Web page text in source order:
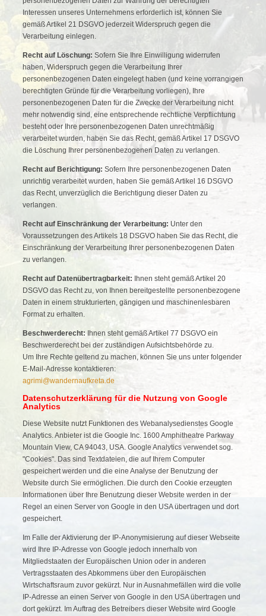
Interessen unseres Unternehmens erforderlich ist, können Sie
gemäß Artikel 21 DSGVO jederzeit Widerspruch gegen die
Verarbeitung einlegen.
Recht auf Löschung: Sofern Sie Ihre Einwilligung widerrufen
haben, Widerspruch gegen die Verarbeitung Ihrer
personenbezogenen Daten eingelegt haben (und keine vorrangigen
berechtigten Gründe für die Verarbeitung vorliegen), Ihre
personenbezogenen Daten für die Zwecke der Verarbeitung nicht
mehr notwendig sind, eine entsprechende rechtliche Verpflichtung
besteht oder Ihre personenbezogenen Daten unrechtmäßig
verarbeitet wurden, haben Sie das Recht, gemäß Artikel 17 DSGVO
die Löschung Ihrer personenbezogenen Daten zu verlangen.
Recht auf Berichtigung: Sofern Ihre personenbezogenen Daten
unrichtig verarbeitet wurden, haben Sie gemäß Artikel 16 DSGVO
das Recht, unverzüglich die Berichtigung dieser Daten zu
verlangen.
Recht auf Einschränkung der Verarbeitung: Unter den
Voraussetzungen des Artikels 18 DSGVO haben Sie das Recht, die
Einschränkung der Verarbeitung Ihrer personenbezogenen Daten
zu verlangen.
Recht auf Datenübertragbarkeit: Ihnen steht gemäß Artikel 20
DSGVO das Recht zu, von Ihnen bereitgestellte personenbezogene
Daten in einem strukturierten, gängigen und maschinenlesbaren
Format zu erhalten.
Beschwerderecht: Ihnen steht gemäß Artikel 77 DSGVO ein
Beschwerderecht bei der zuständigen Aufsichtsbehörde zu.
Um Ihre Rechte geltend zu machen, können Sie uns unter folgender
E-Mail-Adresse kontaktieren:
agrimi@wandernaufkreta.de
Datenschutzerklärung für die Nutzung von Google
Analytics
Diese Website nutzt Funktionen des Webanalysedienstes Google
Analytics. Anbieter ist die Google Inc. 1600 Amphitheatre Parkway
Mountain View, CA 94043, USA. Google Analytics verwendet sog.
"Cookies". Das sind Textdateien, die auf Ihrem Computer
gespeichert werden und die eine Analyse der Benutzung der
Website durch Sie ermöglichen. Die durch den Cookie erzeugten
Informationen über Ihre Benutzung dieser Website werden in der
Regel an einen Server von Google in den USA übertragen und dort
gespeichert.
Im Falle der Aktivierung der IP-Anonymisierung auf dieser Webseite
wird Ihre IP-Adresse von Google jedoch innerhalb von
Mitgliedstaaten der Europäischen Union oder in anderen
Vertragsstaaten des Abkommens über den Europäischen
Wirtschaftsraum zuvor gekürzt. Nur in Ausnahmefällen wird die volle
IP-Adresse an einen Server von Google in den USA übertragen und
dort gekürzt. Im Auftrag des Betreibers dieser Website wird Google